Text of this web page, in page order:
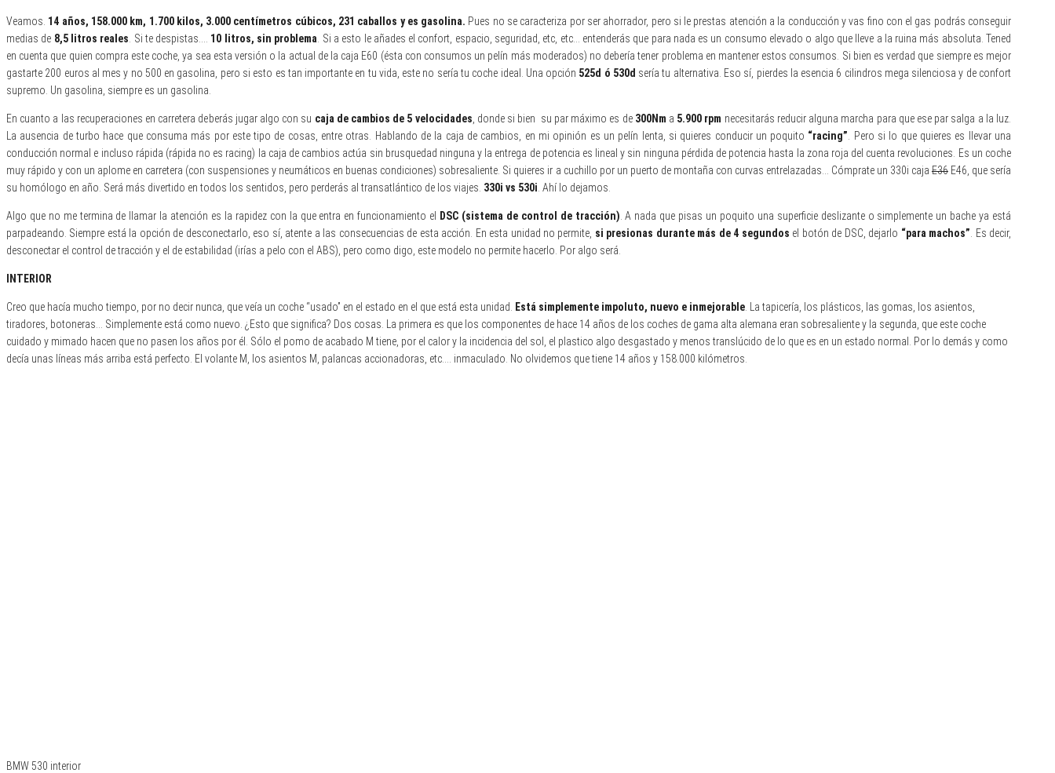
Veamos. 14 años, 158.000 km, 1.700 kilos, 3.000 centímetros cúbicos, 231 caballos y es gasolina. Pues no se caracteriza por ser ahorrador, pero si le prestas atención a la conducción y vas fino con el gas podrás conseguir
medias de 8,5 litros reales . Si te despistas…. 10 litros, sin problema . Si a esto le añades el confort, espacio, seguridad, etc, etc… entenderás que para nada es un consumo elevado o algo que lleve a la ruina más absoluta. Tened
en cuenta que quien compra este coche, ya sea esta versión o la actual de la caja E60 (ésta con consumos un pelín más moderados) no debería tener problema en mantener estos consumos. Si bien es verdad que siempre es mejor
gastarte 200 euros al mes y no 500 en gasolina, pero si esto es tan importante en tu vida, este no sería tu coche ideal. Una opción 525d ó 530d sería tu alternativa. Eso sí, pierdes la esencia 6 cilindros mega silenciosa y de confort
supremo. Un gasolina, siempre es un gasolina.
En cuanto a las recuperaciones en carretera deberás jugar algo con su caja de cambios de 5 velocidades , donde si bien su par máximo es de 300Nm a 5.900 rpm necesitarás reducir alguna marcha para que ese par salga a la luz.
La ausencia de turbo hace que consuma más por este tipo de cosas, entre otras. Hablando de la caja de cambios, en mi opinión es un pelín lenta, si quieres conducir un poquito “racing” . Pero si lo que quieres es llevar una
conducción normal e incluso rápida (rápida no es racing) la caja de cambios actúa sin brusquedad ninguna y la entrega de potencia es lineal y sin ninguna pérdida de potencia hasta la zona roja del cuenta revoluciones. Es un coche
muy rápido y con un aplome en carretera (con suspensiones y neumáticos en buenas condiciones) sobresaliente. Si quieres ir a cuchillo por un puerto de montaña con curvas entrelazadas… Cómprate un 330i caja E36E46, que sería
su homólogo en año. Será más divertido en todos los sentidos, pero perderás al transatlántico de los viajes. 330i vs 530i . Ahí lo dejamos.
Algo que no me termina de llamar la atención es la rapidez con la que entra en funcionamiento el DSC (sistema de control de tracción) . A nada que pisas un poquito una superficie deslizante o simplemente un bache ya está
parpadeando. Siempre está la opción de desconectarlo, eso sí, atente a las consecuencias de esta acción. En esta unidad no permite, si presionas durante más de 4 segundos el botón de DSC, dejarlo “para machos” . Es decir,
desconectar el control de tracción y el de estabilidad (irías a pelo con el ABS), pero como digo, este modelo no permite hacerlo. Por algo será.
INTERIOR
Creo que hacía mucho tiempo, por no decir nunca, que veía un coche “usado” en el estado en el que está esta unidad. Está simplemente impoluto, nuevo e inmejorable . La tapicería, los plásticos, las gomas, los asientos,
tiradores, botoneras… Simplemente está como nuevo. ¿Esto que significa? Dos cosas. La primera es que los componentes de hace 14 años de los coches de gama alta alemana eran sobresaliente y la segunda, que este coche
cuidado y mimado hacen que no pasen los años por él. Sólo el pomo de acabado M tiene, por el calor y la incidencia del sol, el plastico algo desgastado y menos translúcido de lo que es en un estado normal. Por lo demás y como
decía unas líneas más arriba está perfecto. El volante M, los asientos M, palancas accionadoras, etc…. inmaculado. No olvidemos que tiene 14 años y 158.000 kilómetros.
BMW 530 interior